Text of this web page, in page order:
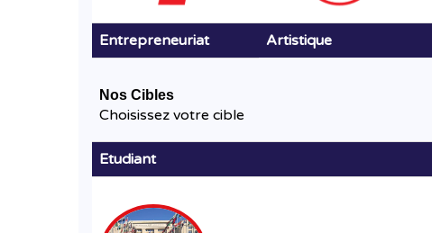
Entrepreneuriat Artistique
Nos Cibles
Choisissez votre cible
Etudiant